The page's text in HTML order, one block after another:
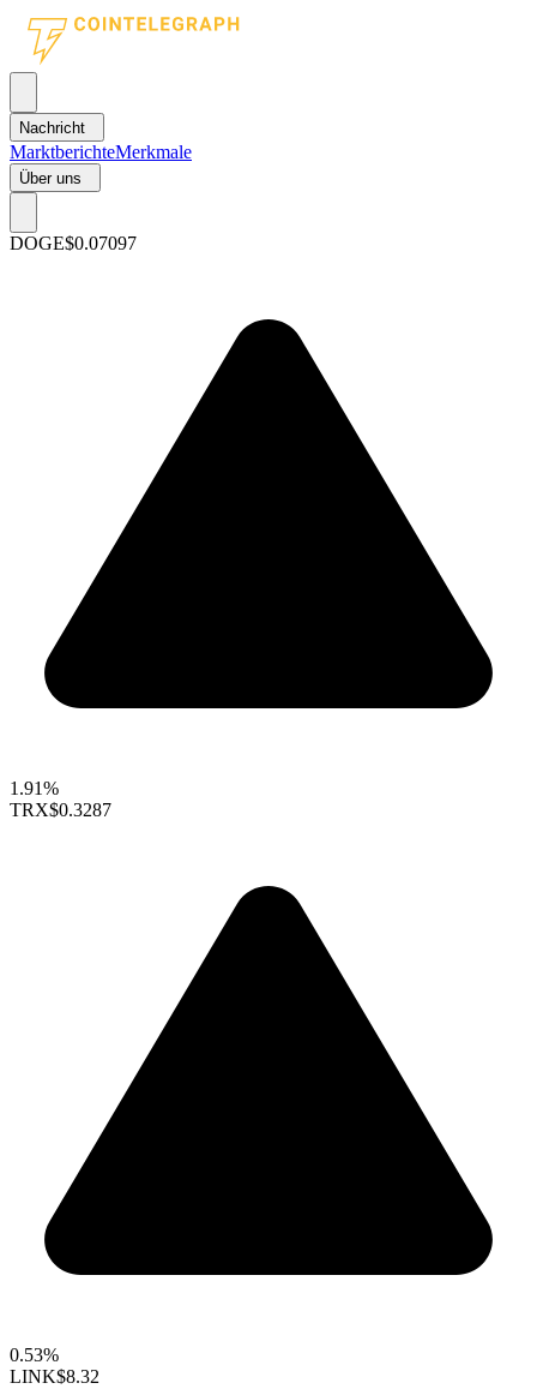
Nachricht
MarktberichteMerkmale
Über uns
DOGE$0.07097
1.91%
TRX$0.3287
0.53%
LINK$8.32